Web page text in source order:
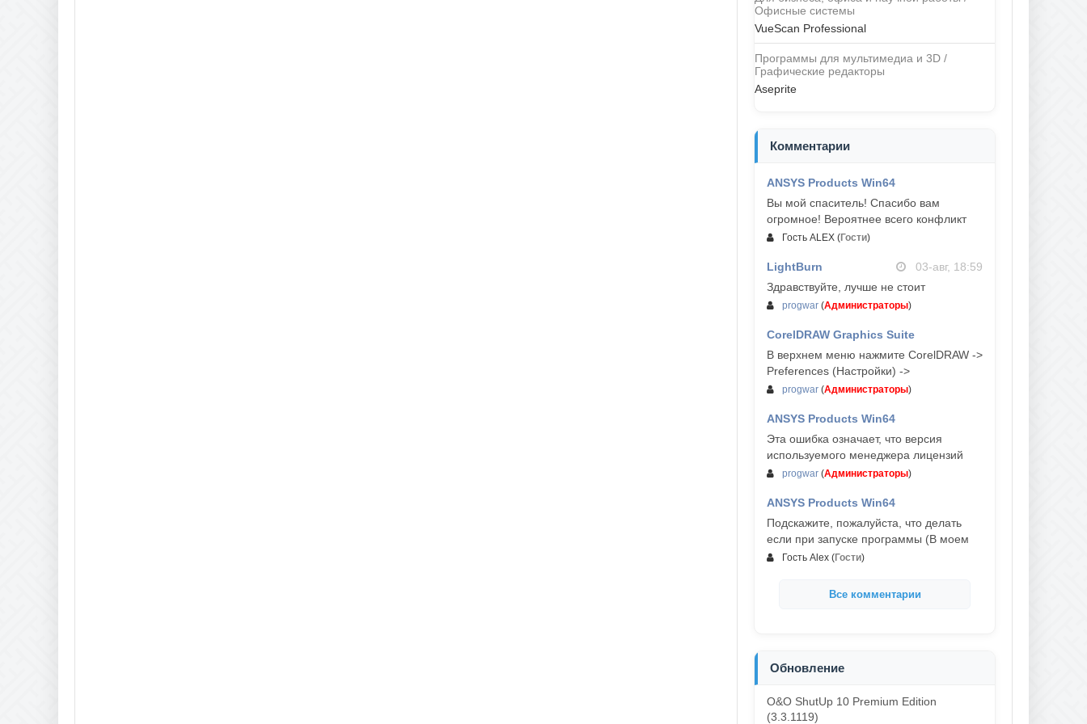
Офисные системы
VueScan Professional
Программы для мультимедиа и 3D /
Графические редакторы
Aseprite
Комментарии
ANSYS Products Win64
Вы мой спаситель! Спасибо вам
огромное! Вероятнее всего конфликт
Гость ALEX (Гости)
LightBurn
03-авг, 18:59
Здравствуйте, лучше не стоит
progwar (Администраторы)
CorelDRAW Graphics Suite
03-авг, 18:58
В верхнем меню нажмите CorelDRAW ->
Preferences (Настройки) ->
progwar (Администраторы)
ANSYS Products Win64
Эта ошибка означает, что версия
используемого менеджера лицензий
progwar (Администраторы)
ANSYS Products Win64
Подскажите, пожалуйста, что делать
если при запуске программы (В моем
Гость Alex (Гости)
Все комментарии
Обновление
O&O ShutUp 10 Premium Edition
(3.3.1119)